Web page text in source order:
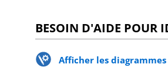
BESOIN D'AIDE POUR
Afficher les